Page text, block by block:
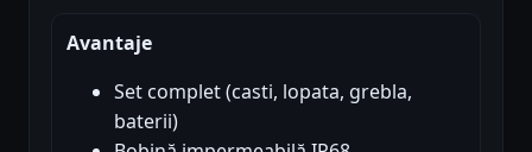
Avantaje
Set complet (casti, lopata, grebla,
baterii)